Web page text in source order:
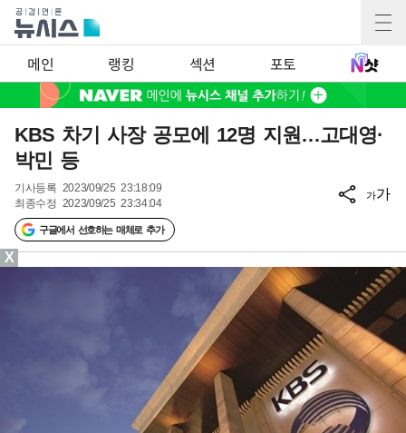
메인 랭킹 섹션 포토
KBS 차기 사장 공모에 12명 지원…고대영·
박민 등
기사등록 2023/09/25 23:18:09
최종수정 2023/09/25 23:34:04
구글에서 선호하는 매체로 추가
가가
X